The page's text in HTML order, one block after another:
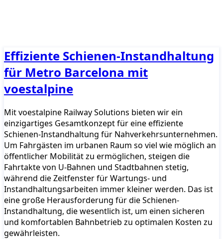
Effiziente Schienen-Instandhaltung
für Metro Barcelona mit
voestalpine
Mit voestalpine Railway Solutions bieten wir ein
einzigartiges Gesamtkonzept für eine effiziente
Schienen-Instandhaltung für Nahverkehrsunternehmen.
Um Fahrgästen im urbanen Raum so viel wie möglich an
öffentlicher Mobilität zu ermöglichen, steigen die
Fahrtakte von U-Bahnen und Stadtbahnen stetig,
während die Zeitfenster für Wartungs- und
Instandhaltungsarbeiten immer kleiner werden. Das ist
eine große Herausforderung für die Schienen-
Instandhaltung, die wesentlich ist, um einen sicheren
und komfortablen Bahnbetrieb zu optimalen Kosten zu
gewährleisten.